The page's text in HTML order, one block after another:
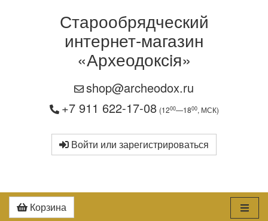
Старообрядческий
интернет-магазин
«Археодоксiя»
shop@archeodox.ru
+7 911 622-17-08 (1200—1800, МСК)
Войти или зарегистрироваться
Корзина